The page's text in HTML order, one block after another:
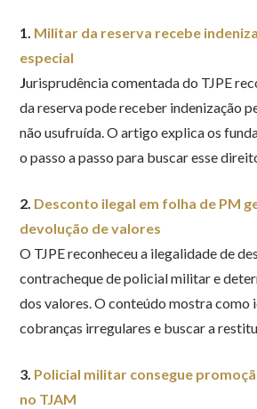
1. Militar da reserva recebe
especial
Jurisprudência comentada do TJPE
da reserva pode receber indenização
não usufruída. O artigo explica os
o passo a passo para buscar esse
2. Desconto ilegal em folha de PM
devolução de valores
O TJPE reconheceu a ilegalidade de
contracheque de policial militar e
dos valores. O conteúdo mostra como
cobranças irregulares e buscar a
3. Policial militar consegue
no TJAM